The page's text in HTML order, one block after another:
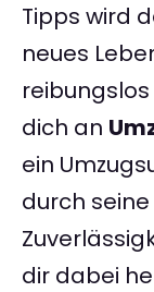
Tipps wird
neues
dich an
ein
durch
dir dabei